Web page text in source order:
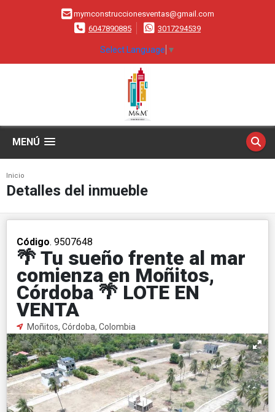
mymconstruccionesventas@gmail.com
6047890885
3017294539
Select Language ▼
MENÚ
Inicio
Detalles del inmueble
Código. 9507648
🌴 Tu sueño frente al mar
comienza en Moñitos,
Córdoba 🌴 LOTE EN
VENTA
Moñitos, Córdoba, Colombia